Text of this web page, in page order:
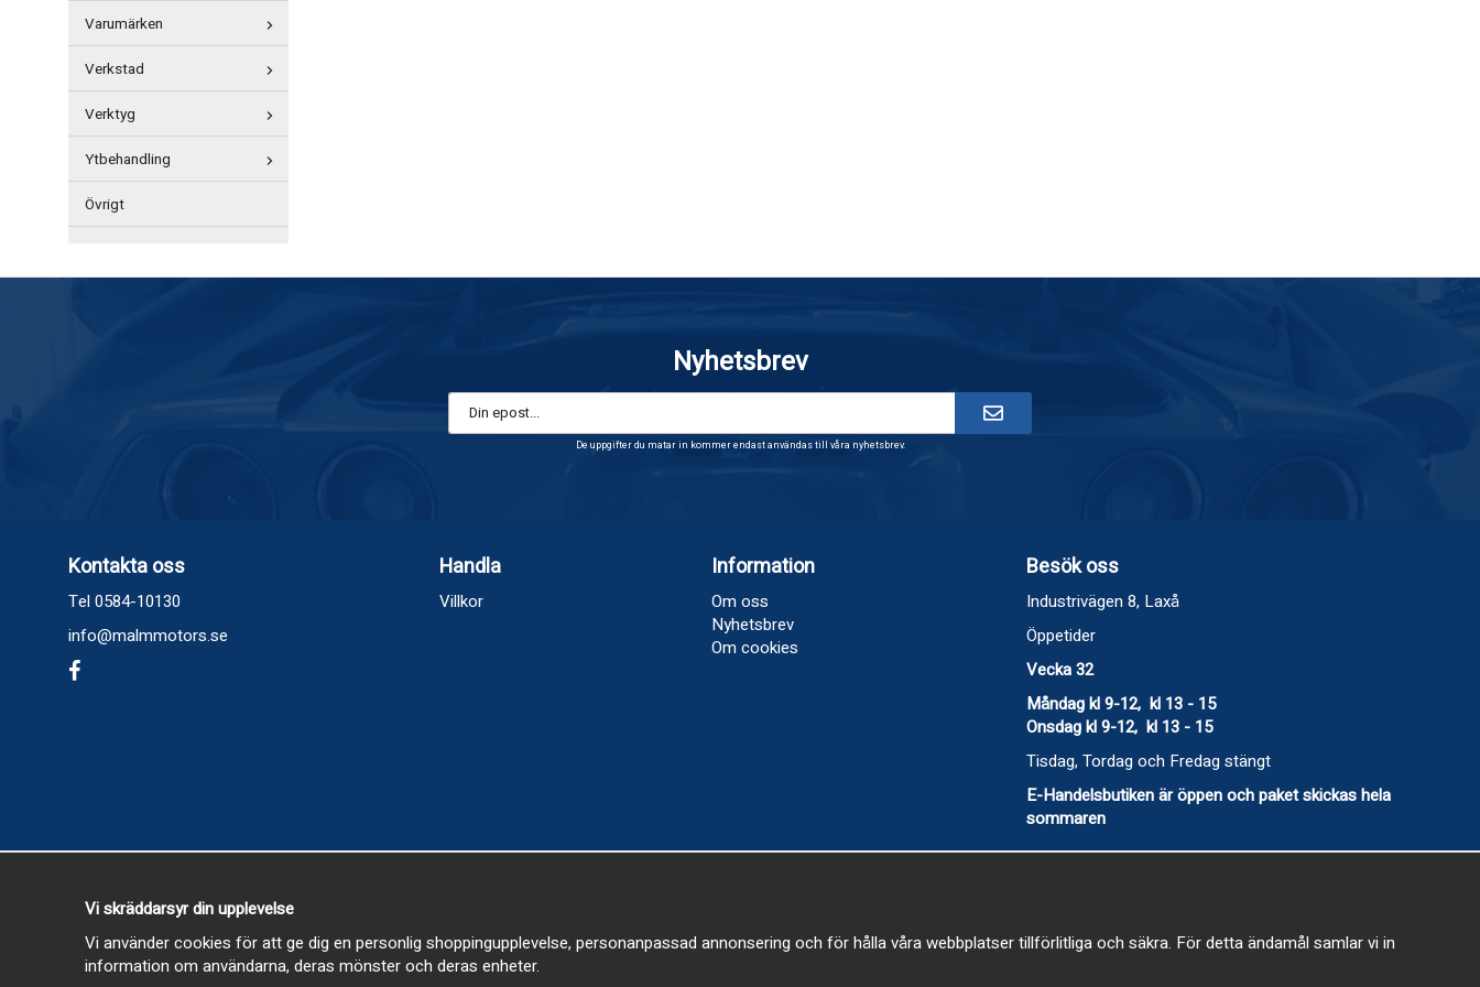
Varumärken
Verkstad
Verktyg
Ytbehandling
Övrigt
Nyhetsbrev
De uppgifter du matar in kommer endast användas till våra nyhetsbrev.
Kontakta oss
Tel 0584-10130
info@malmmotors.se
Handla
Villkor
Information
Om oss
Nyhetsbrev
Om cookies
Besök oss
Industrivägen 8, Laxå
Öppetider
Vecka 32
Måndag kl 9-12, kl 13 - 15
Onsdag kl 9-12, kl 13 - 15
Tisdag, Tordag och Fredag stängt
E-Handelsbutiken är öppen och paket skickas hela
sommaren
Vi skräddarsyr din upplevelse
Vi använder cookies för att ge dig en personlig shoppingupplevelse, personanpassad annonsering och för hålla våra webbplatser tillförlitliga och säkra. För detta ändamål samlar vi in
information om användarna, deras mönster och deras enheter.